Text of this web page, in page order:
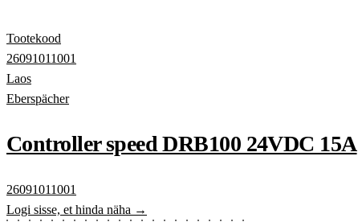
Tootekood
26091011001
Laos
Eberspächer
Controller speed DRB100 24VDC 15A
26091011001
Logi sisse, et hinda näha →